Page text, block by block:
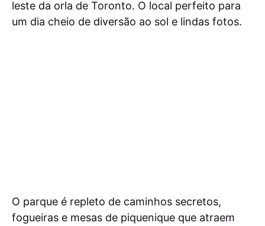
leste da orla de Toronto. O local perfeito para
um dia cheio de diversão ao sol e lindas fotos.
O parque é repleto de caminhos secretos,
fogueiras e mesas de piquenique que atraem